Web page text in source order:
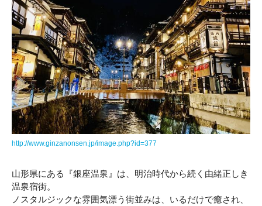
http://www.ginzanonsen.jp/image.php?id=377
山形県にある『銀座温泉』は、明治時代から続く由緒正しき
温泉宿街。
ノスタルジックな雰囲気漂う街並みは、いるだけで癒され、